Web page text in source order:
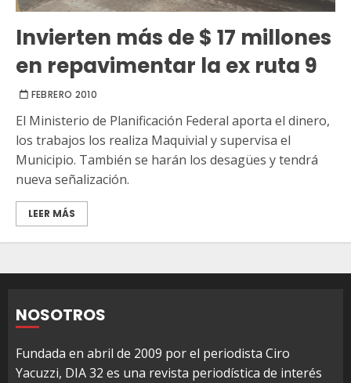
Invierten más de $ 17 millones
en repavimentar la ex ruta 9
FEBRERO 2010
El Ministerio de Planificación Federal aporta el dinero,
los trabajos los realiza Maquivial y supervisa el
Municipio. También se harán los desagües y tendrá
nueva señalización.
LEER MÁS
NOSOTROS
Fundada en abril de 2009 por el periodista Ciro
Yacuzzi, DIA 32 es una revista periodística de interés